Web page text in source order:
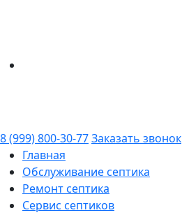
8 (999) 800-30-77Заказать звонок
Главная
Обслуживание септика
Ремонт септика
Сервис септиков